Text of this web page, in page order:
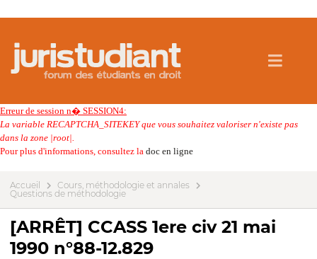
Erreur de session n� SESSION4:
La variable RECAPTCHA_SITEKEY que vous souhaitez valoriser n'existe pas
dans la zone |root|.
Pour plus d'informations, consultez la doc en ligne
Accueil
Cours, méthodologie et annales
Questions de méthodologie
[ARRÊT] CCASS 1ere civ 21 mai
1990 n°88-12.829